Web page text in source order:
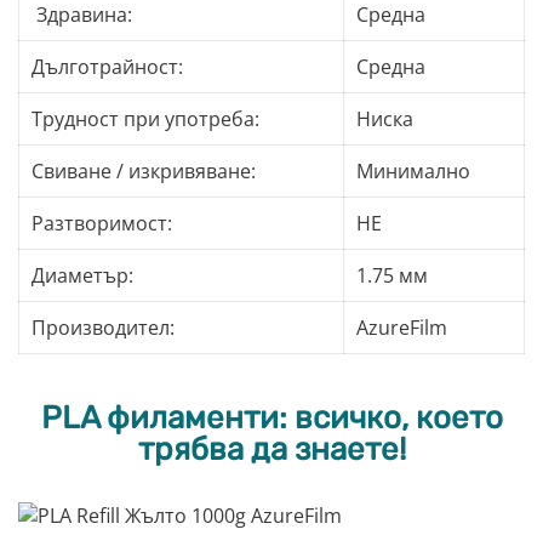
Здравина:
Средна
Дълготрайност:
Средна
Трудност при употреба:
Ниска
Свиване / изкривяване:
Минимално
Разтворимост:
НЕ
Диаметър:
1.75 мм
Производител:
AzureFilm
PLA филаменти: всичко, което
трябва да знаете!